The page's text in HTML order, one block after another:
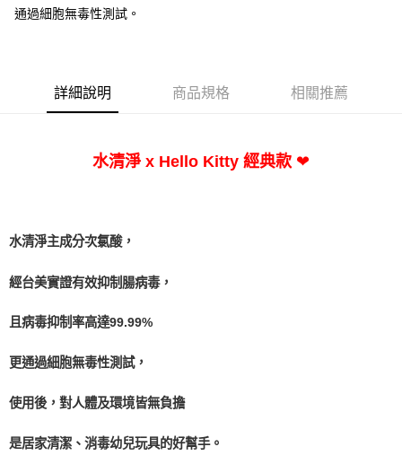
２．訂單成立數日內，您將收到繳費通知簡訊。
３．收到繳費通知簡訊後14天內，點擊此簡訊中的連結，可透過四大超商／
後付繳納相關費用。
２．關於個人資料處理事宜，請瀏覽以下網址：
https://aftee.tw/terms/#terms3
「AFTEE先享後付」，若未經同意申辦者引起之損失，本公司不負相關責
４．使用「AFTEE先享後付」時，將依據個別帳號之用戶狀況，依本公司即
時審查核予不同之上限額度；若仍有額度不足之情形，本公司將視審查結果
５．嚴禁一人註冊多個帳號或使用他人資訊註冊。若發現惡意使用之情形，
每筆NT$100，滿NT$2,000(含以上)免運費
每筆NT$100，滿NT$2,000(含以上)免運費
通過細胞無毒性測試。
詳細說明 商品規格 相關推薦
水清淨 x Hello Kitty 經典款 ❤
水清淨主成分次氯酸，
經台美實證有效抑制腸病毒，
且病毒抑制率高達99.99%
更通過細胞無毒性測試，
使用後，對人體及環境皆無負擔
是居家清潔、消毒幼兒玩具的好幫手。